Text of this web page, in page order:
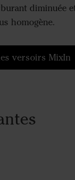
diminuée
homogène.
versoirs MixIn